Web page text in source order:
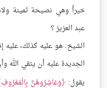
خيراً وهي نصيحة ثمينة
عبد العزيز ؟
الشيخ: هو عليه كذلك، عليه
الجديدة عليه أن يتقي الله
يقول: وَعَاشِرُوهُنَّ بِالْمَعْرُوفِ